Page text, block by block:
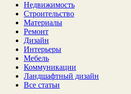
Недвижимость
Строительство
Материалы
Ремонт
Дизайн
Интерьеры
Мебель
Коммуникации
Ландшафтный дизайн
Все статьи